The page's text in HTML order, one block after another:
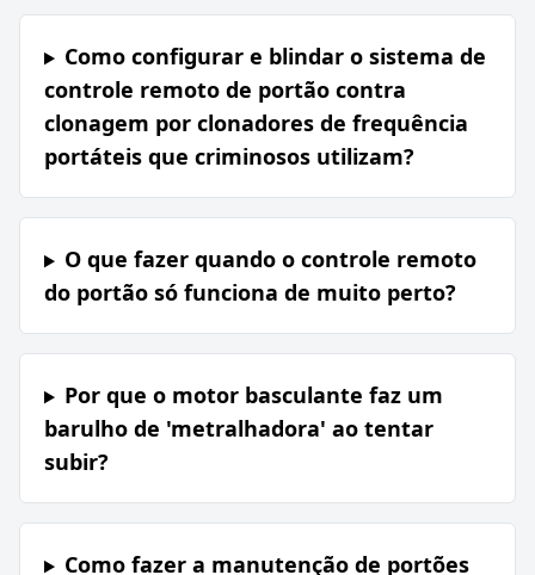
Como configurar e blindar o sistema de
controle remoto de portão contra
clonagem por clonadores de frequência
portáteis que criminosos utilizam?
O que fazer quando o controle remoto
do portão só funciona de muito perto?
Por que o motor basculante faz um
barulho de 'metralhadora' ao tentar
subir?
Como fazer a manutenção de portões